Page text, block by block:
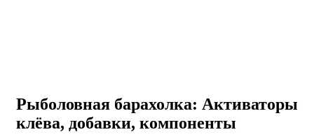
Рыболовная барахолка: Активаторы
клёва, добавки, компоненты